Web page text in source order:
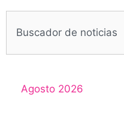
Agosto 2026